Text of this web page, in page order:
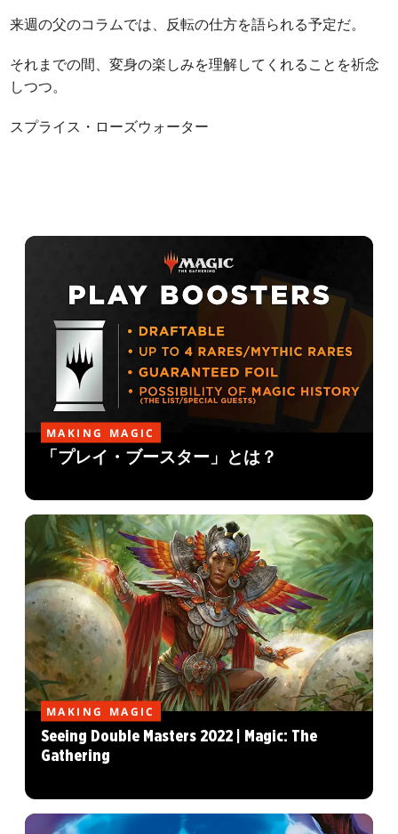
来週の父のコラムでは、反転の仕方を語られる予定だ。
それまでの間、変身の楽しみを理解してくれることを祈念
しつつ。
スプライス・ローズウォーター
MAKING MAGIC
「プレイ・ブースター」とは？
MAKING MAGIC
Seeing Double Masters 2022 | Magic: The
Gathering